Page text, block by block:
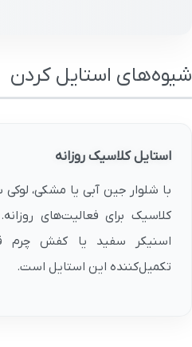
شیوه‌های استایل کردن
استایل کلاسیک روزانه
با شلوار جین آبی یا مشکی، لوکی
کلاسیک برای فعالیت‌های
اسنیکر سفید یا کفش چرم
تکمیل‌کننده این استایل است.